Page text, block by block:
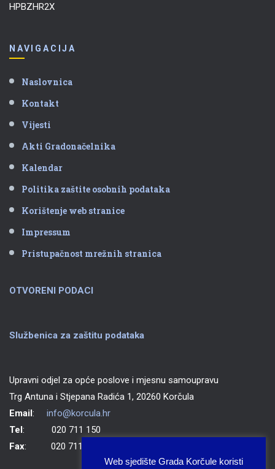
HPBZHR2X
NAVIGACIJA
Naslovnica
Kontakt
Vijesti
Akti Gradonačelnika
Kalendar
Politika zaštite osobnih podataka
Korištenje web stranice
Impressum
Pristupačnost mrežnih stranica
OTVORENI PODACI
Službenica za zaštitu podataka
Upravni odjel za opće poslove i mjesnu samoupravu
Trg Antuna i Stjepana Radića 1, 20260 Korčula
Email: info@korcula.hr
Tel: 020 711 150
Fax: 020 711 702
Web sjedište Grada Korčule koristi